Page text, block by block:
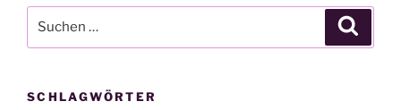
nach:
SCHLAGWÖRTER